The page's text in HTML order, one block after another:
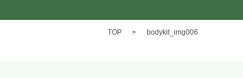
TOP bodykit_img006